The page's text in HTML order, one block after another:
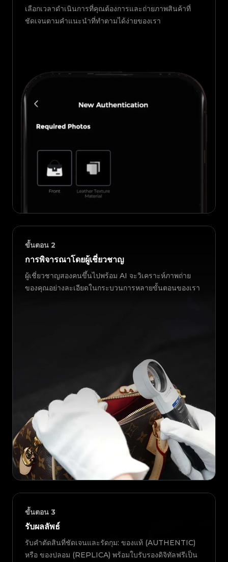
เลือกเวลาดำเนินการที่คุณต้องการและถ่ายภาพสินค้าที่
ชัดเจนตามคำแนะนำที่ทำตามได้ง่ายของเรา
ขั้นตอน 2
การพิจารณาโดยผู้เชี่ยวชาญ
ผู้เชี่ยวชาญสองคนขึ้นไปพร้อม AI จะวิเคราะห์ภาพถ่าย
ของคุณอย่างละเอียดในกระบวนการหลายขั้นตอนของเรา
ขั้นตอน 3
รับผลลัพธ์
รับคำตัดสินที่ชัดเจนและรัดกุม: ของแท้ (AUTHENTIC)
หรือ ของปลอม (REPLICA) พร้อมใบรับรองดิจิทัลฟรีเป็น